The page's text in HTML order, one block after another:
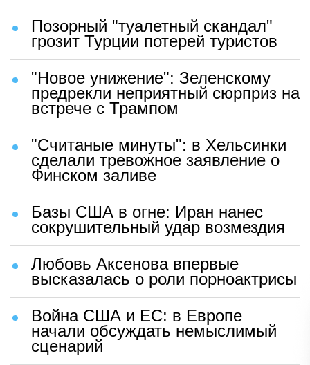
Позорный "туалетный скандал"
грозит Турции потерей туристов
"Новое унижение": Зеленскому
предрекли неприятный сюрприз на
встрече с Трампом
"Считаные минуты": в Хельсинки
сделали тревожное заявление о
Финском заливе
Базы США в огне: Иран нанес
сокрушительный удар возмездия
Любовь Аксенова впервые
высказалась о роли порноактрисы
Война США и ЕС: в Европе
начали обсуждать немыслимый
сценарий